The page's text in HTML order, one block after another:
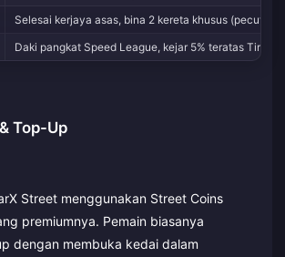
Selesai kerjaya asas, bina 2 kereta khusus (pecut +
Daki pangkat Speed League, kejar 5% teratas Time
Top-Up
Street menggunakan Street Coins
premiumnya. Pemain biasanya
dengan membuka kedai dalam